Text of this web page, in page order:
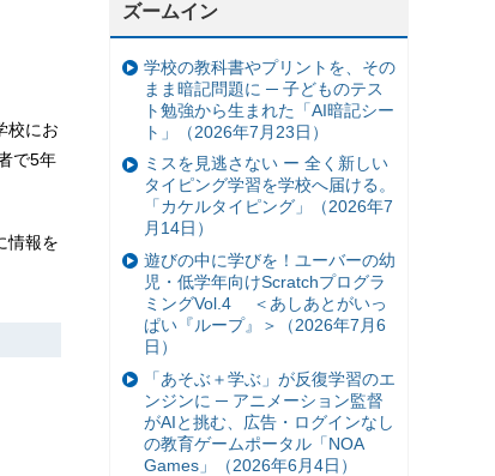
校にお
で5年
情報を
ズームイン
学校の教科書やプリントを、その
まま暗記問題に ─ 子どものテス
ト勉強から生まれた「AI暗記シー
ト」（2026年7月23日）
ミスを見逃さない ー 全く新しい
タイピング学習を学校へ届ける。
「カケルタイピング」（2026年7
月14日）
遊びの中に学びを！ユーバーの幼
児・低学年向けScratchプログラ
ミングVol.4 ＜あしあとがいっ
ぱい『ループ』＞（2026年7月6
日）
「あそぶ＋学ぶ」が反復学習のエ
ンジンに ─ アニメーション監督
がAIと挑む、広告・ログインなし
の教育ゲームポータル「NOA
Games」（2026年6月4日）